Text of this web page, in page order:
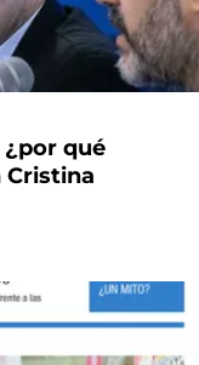
qué
Cristina